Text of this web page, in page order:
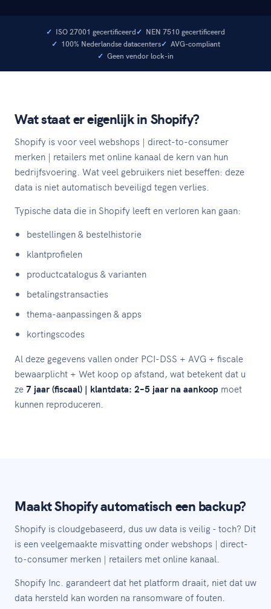
ISO 27001 gecertificeerd
NEN 7510 gecertificeerd
100% Nederlandse datacenters
AVG-compliant
Geen vendor lock-in
Wat staat er eigenlijk in Shopify?
Shopify is voor veel webshops | direct-to-consumer
merken | retailers met online kanaal de kern van hun
bedrijfsvoering. Wat veel gebruikers niet beseffen: deze
data is niet automatisch beveiligd tegen verlies.
Typische data die in Shopify leeft en verloren kan gaan:
bestellingen & bestelhistorie
klantprofielen
productcatalogus & varianten
betalingstransacties
thema-aanpassingen & apps
kortingscodes
Al deze gegevens vallen onder PCI-DSS + AVG + fiscale
bewaarplicht + Wet koop op afstand, wat betekent dat u
ze7 jaar (fiscaal) | klantdata: 2–5 jaar na aankoop moet
kunnen reproduceren.
Maakt Shopify automatisch een backup?
Shopify is cloudgebaseerd, dus uw data is veilig - toch? Dit
is een veelgemaakte misvatting onder webshops | direct-
to-consumer merken | retailers met online kanaal.
Shopify Inc. garandeert dat het platform draait, niet dat uw
data hersteld kan worden na ransomware of fouten.